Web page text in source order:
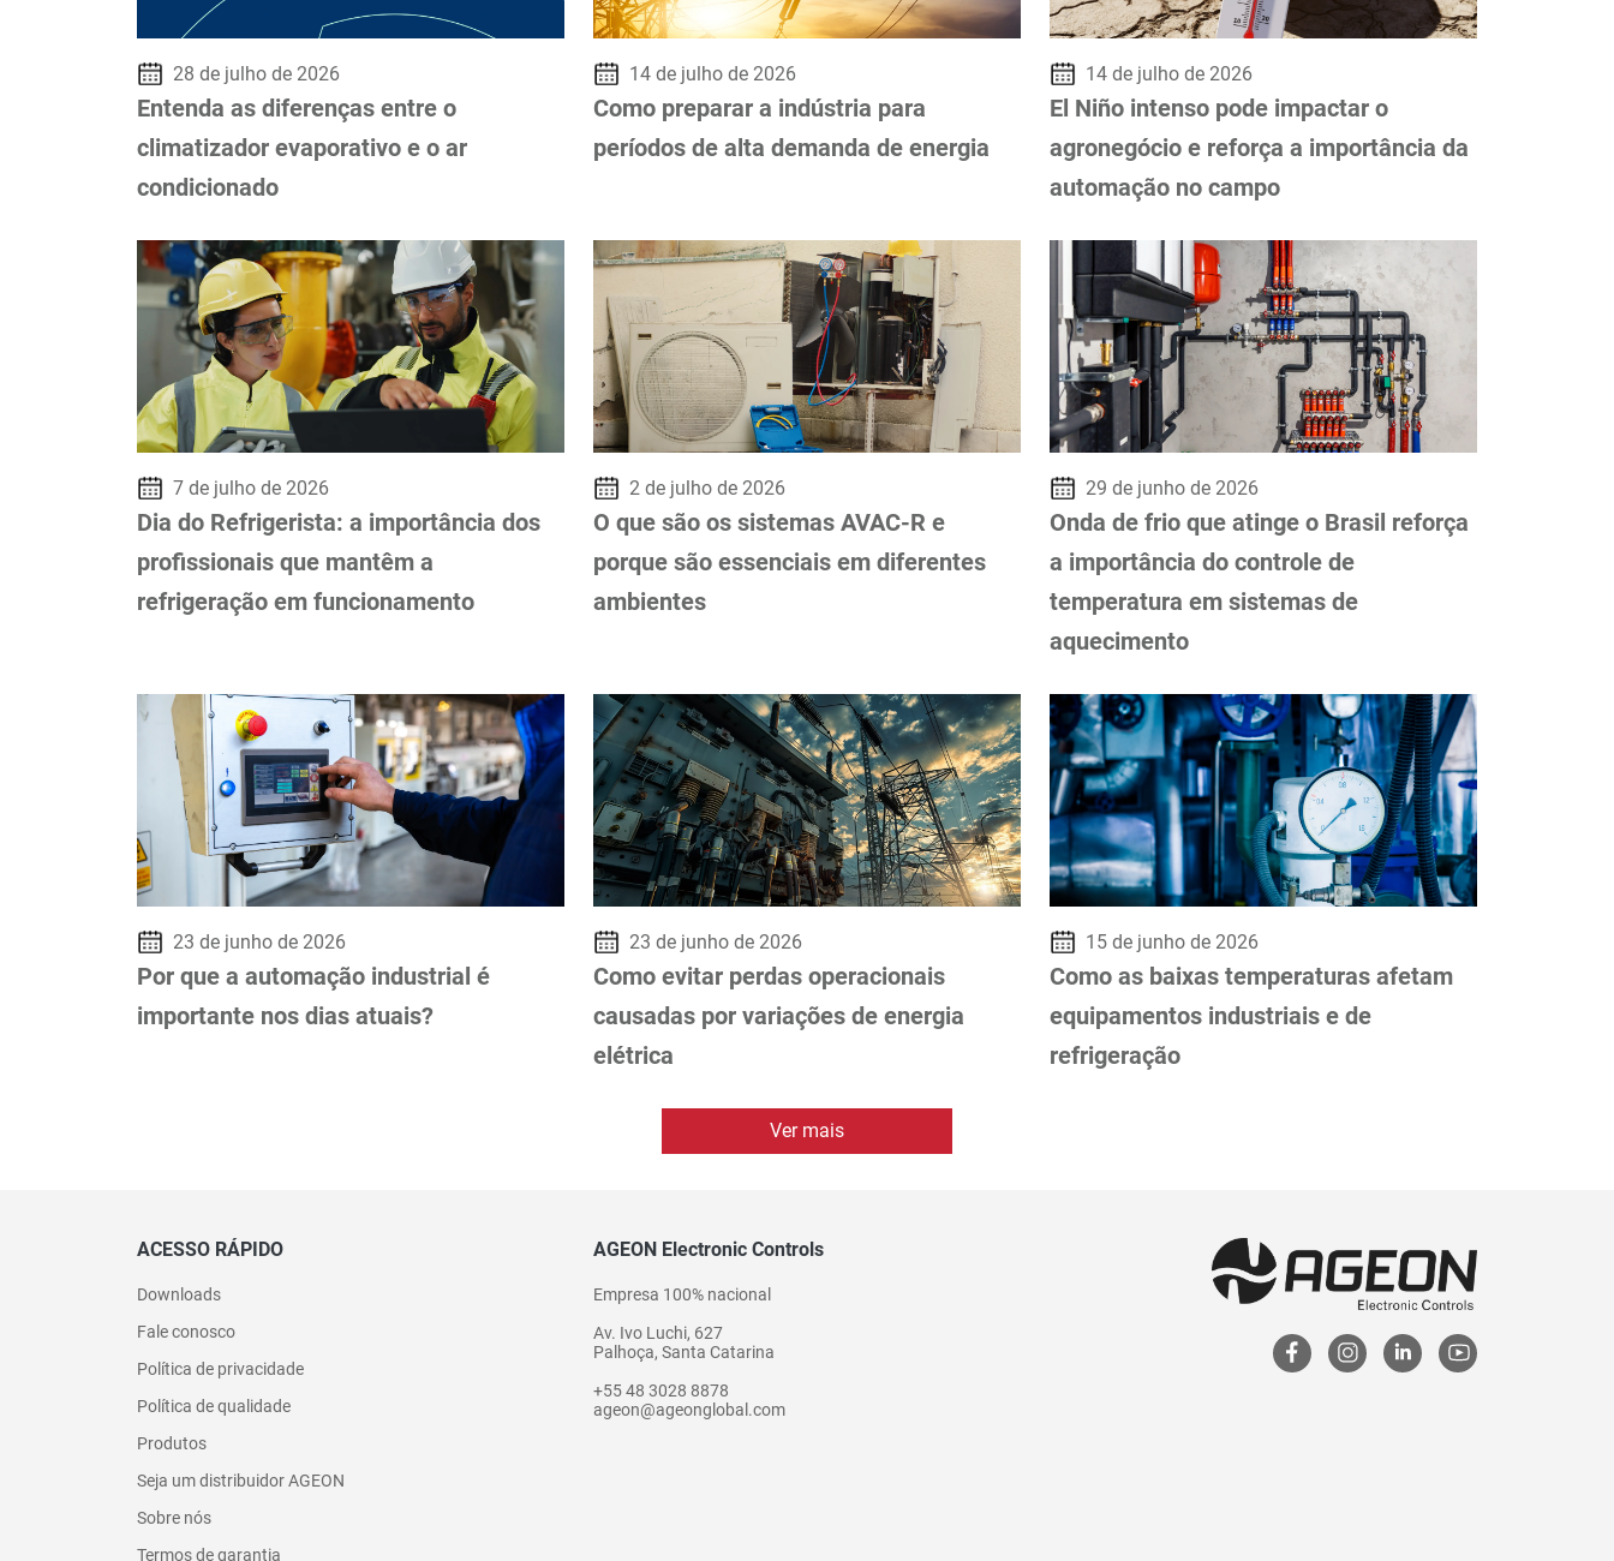
28 de julho de 2026
Entenda as diferenças entre o
climatizador evaporativo e o ar
condicionado
14 de julho de 2026
Como preparar a indústria para
períodos de alta demanda de energia
14 de julho de 2026
El Niño intenso pode impactar o
agronegócio e reforça a importância da
automação no campo
7 de julho de 2026
Dia do Refrigerista: a importância dos
profissionais que mantêm a
refrigeração em funcionamento
2 de julho de 2026
O que são os sistemas AVAC-R e
porque são essenciais em diferentes
ambientes
29 de junho de 2026
Onda de frio que atinge o Brasil reforça
a importância do controle de
temperatura em sistemas de
aquecimento
23 de junho de 2026
Por que a automação industrial é
importante nos dias atuais?
23 de junho de 2026
Como evitar perdas operacionais
causadas por variações de energia
elétrica
15 de junho de 2026
Como as baixas temperaturas afetam
equipamentos industriais e de
refrigeração
Ver mais
ACESSO RÁPIDO
Downloads
Fale conosco
Política de privacidade
Política de qualidade
Produtos
Seja um distribuidor AGEON
Sobre nós
Termos de garantia
AGEON Electronic Controls
Empresa 100% nacional
Av. Ivo Luchi, 627
Palhoça, Santa Catarina
+55 48 3028 8878
ageon@ageonglobal.com